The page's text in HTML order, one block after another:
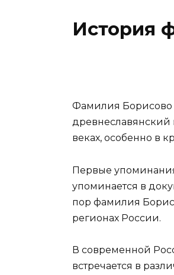
История
Фамилия Борисово
древнеславянский
веках, особенно в
Первые
упоминается в
пор фамилия
регионах России.
В современной
встречается в